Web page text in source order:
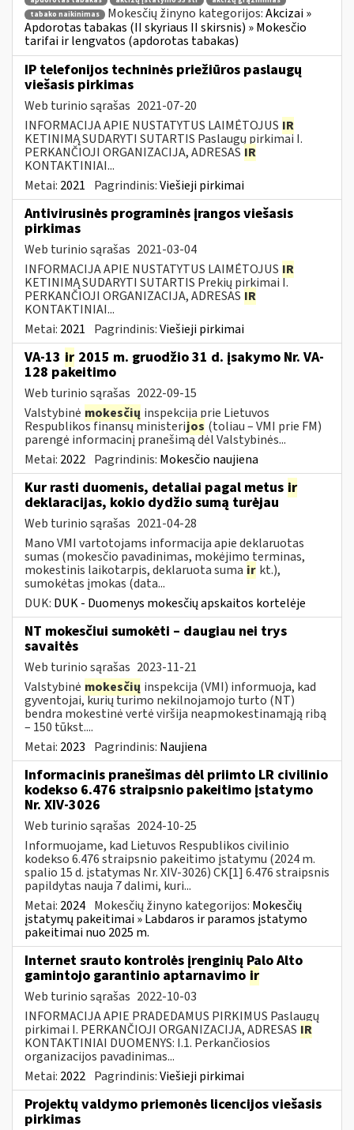
tabako naikinimas
Mokesčių žinyno kategorijos:Akcizai »
Apdorotas tabakas (II skyriaus II skirsnis) » Mokesčio
tarifai ir lengvatos (apdorotas tabakas)
IP telefonijos techninės priežiūros paslaugų
viešasis pirkimas
Web turinio sąrašas 2021-07-20
INFORMACIJA APIE NUSTATYTUS LAIMĖTOJUS IR
KETINIMĄ SUDARYTI SUTARTIS Paslaugų pirkimai I.
PERKANČIOJI ORGANIZACIJA, ADRESAS IR
KONTAKTINIAI...
Metai: 2021 Pagrindinis:Viešieji pirkimai
Antivirusinės programinės įrangos viešasis
pirkimas
Web turinio sąrašas 2021-03-04
INFORMACIJA APIE NUSTATYTUS LAIMĖTOJUS IR
KETINIMĄ SUDARYTI SUTARTIS Prekių pirkimai I.
PERKANČIOJI ORGANIZACIJA, ADRESAS IR
KONTAKTINIAI...
Metai: 2021 Pagrindinis:Viešieji pirkimai
VA-13 ir 2015 m. gruodžio 31 d. įsakymo Nr. VA-
128 pakeitimo
Web turinio sąrašas 2022-09-15
Valstybinė mokesčių inspekcija prie Lietuvos
Respublikos finansų ministerijos (toliau – VMI prie FM)
parengė informacinį pranešimą dėl Valstybinės...
Metai: 2022 Pagrindinis: Mokesčio naujiena
Kur rasti duomenis, detaliai pagal metus ir
deklaracijas, kokio dydžio sumą turėjau
Web turinio sąrašas 2021-04-28
Mano VMI vartotojams informacija apie deklaruotas
sumas (mokesčio pavadinimas, mokėjimo terminas,
mokestinis laikotarpis, deklaruota suma ir kt.),
sumokėtas įmokas (data...
DUK: DUK - Duomenys mokesčių apskaitos kortelėje
NT mokesčiui sumokėti – daugiau nei trys
savaitės
Web turinio sąrašas 2023-11-21
Valstybinė mokesčių inspekcija (VMI) informuoja, kad
gyventojai, kurių turimo nekilnojamojo turto (NT)
bendra mokestinė vertė viršija neapmokestinamąją ribą
– 150 tūkst....
Metai: 2023 Pagrindinis: Naujiena
Informacinis pranešimas dėl priimto LR civilinio
kodekso 6.476 straipsnio pakeitimo įstatymo
Nr. XIV-3026
Web turinio sąrašas 2024-10-25
Informuojame, kad Lietuvos Respublikos civilinio
kodekso 6.476 straipsnio pakeitimo įstatymu (2024 m.
spalio 15 d. įstatymas Nr. XIV-3026) CK[1] 6.476 straipsnis
papildytas nauja 7 dalimi, kuri...
Metai: 2024 Mokesčių žinyno kategorijos: Mokesčių
įstatymų pakeitimai » Labdaros ir paramos įstatymo
pakeitimai nuo 2025 m.
Internet srauto kontrolės įrenginių Palo Alto
gamintojo garantinio aptarnavimo ir
Web turinio sąrašas 2022-10-03
INFORMACIJA APIE PRADEDAMUS PIRKIMUS Paslaugų
pirkimai I. PERKANČIOJI ORGANIZACIJA, ADRESAS IR
KONTAKTINIAI DUOMENYS: I.1. Perkančiosios
organizacijos pavadinimas...
Metai: 2022 Pagrindinis:Viešieji pirkimai
Projektų valdymo priemonės licencijos viešasis
pirkimas